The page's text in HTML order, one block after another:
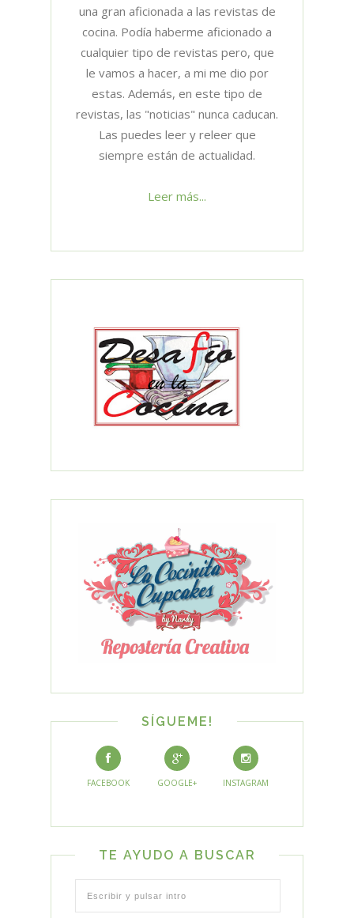
una gran aficionada a las revistas de
cocina. Podía haberme aficionado a
cualquier tipo de revistas pero, que
le vamos a hacer, a mi me dio por
estas. Además, en este tipo de
revistas, las "noticias" nunca caducan.
Las puedes leer y releer que
siempre están de actualidad.
Leer más...
SÍGUEME!
FACEBOOK GOOGLE+ INSTAGRAM
TE AYUDO A BUSCAR